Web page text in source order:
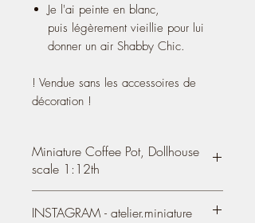
Je l'ai peinte en blanc,
puis légèrement vieillie pour lui
donner un air Shabby Chic.
! Vendue sans les accessoires de
décoration !
Miniature Coffee Pot, Dollhouse
scale 1:12th
white, 1/12 Scale Dollhouse
INSTAGRAM - atelier.miniature